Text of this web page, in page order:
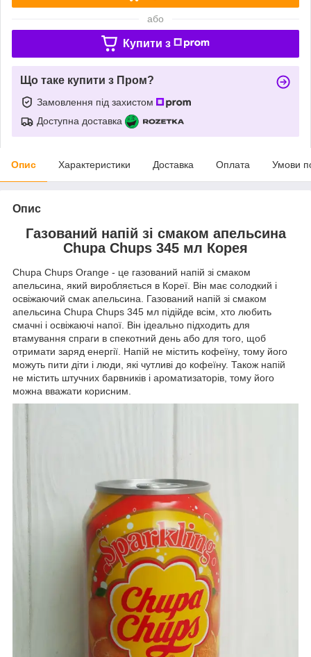
або
Купити з
Що таке купити з Пром?
Замовлення під захистом
Доступна доставка
Опис Характеристики Доставка Оплата Умови
Опис
Газований напій зі смаком апельсина
Chupa Chups 345 мл Корея
Chupa Chups Orange - це газований напій зі смаком
апельсина, який виробляється в Кореї. Він має солодкий і
освіжаючий смак апельсина. Газований напій зі смаком
апельсина Chupa Chups 345 мл підійде всім, хто любить
смачні і освіжаючі напої. Він ідеально підходить для
втамування спраги в спекотний день або для того, щоб
отримати заряд енергії. Напій не містить кофеїну, тому його
можуть пити діти і люди, які чутливі до кофеїну. Також напій
не містить штучних барвників і ароматизаторів, тому його
можна вважати корисним.